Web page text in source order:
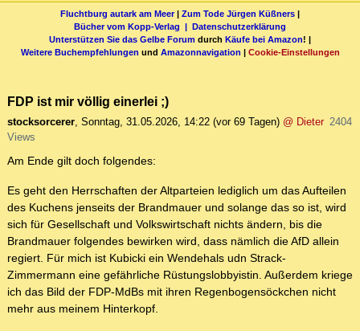
Fluchtburg autark am Meer| Zum Tode Jürgen Küßners |
Bücher vom Kopp-Verlag | Datenschutzerklärung
Unterstützen Sie das Gelbe Forum durch Käufe bei Amazon! |
Weitere Buchempfehlungen und Amazonnavigation | Cookie-Einstellungen
FDP ist mir völlig einerlei ;)
stocksorcerer, Sonntag, 31.05.2026, 14:22 (vor 69 Tagen) @ Dieter 2404
Views
Am Ende gilt doch folgendes:
Es geht den Herrschaften der Altparteien lediglich um das Aufteilen
des Kuchens jenseits der Brandmauer und solange das so ist, wird
sich für Gesellschaft und Volkswirtschaft nichts ändern, bis die
Brandmauer folgendes bewirken wird, dass nämlich die AfD allein
regiert. Für mich ist Kubicki ein Wendehals udn Strack-
Zimmermann eine gefährliche Rüstungslobbyistin. Außerdem kriege
ich das Bild der FDP-MdBs mit ihren Regenbogensöckchen nicht
mehr aus meinem Hinterkopf.